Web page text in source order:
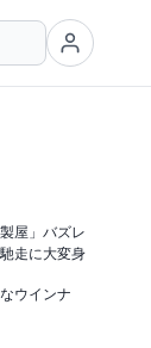
屋」バズレ
走に大変身
ウインナ